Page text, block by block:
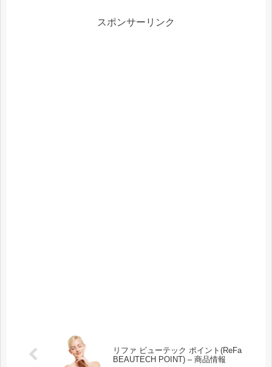
スポンサーリンク
リファ ビューテック ポイント(ReFa
BEAUTECH POINT) – 商品情報